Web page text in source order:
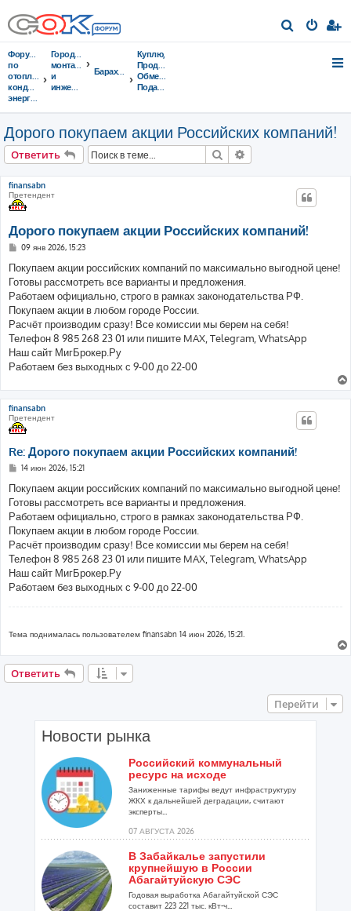
о
Форумы
по
отоплению,
кондиционированию,
энергосбережению
Городок
монтажников
и
инженеров
Барахолка
Куплю,
Продам,
Обменяю,
Подарю,...
Дорого покупаем акции Российских компаний!
Ответить Поиск
finansabn
Претендент
Дорого покупаем акции Российских компаний!
С
о
б
щ
е
н
и
е
09 янв 2026, 15:23
Покупаем акции российских компаний по максимально выгодной цене!
Готовы рассмотреть все варианты и предложения.
Работаем официально, строго в рамках законодательства РФ.
Покупаем акции в любом городе России.
Расчёт производим сразу! Все комиссии мы берем на себя!
Телефон 8 985 268 23 01 или пишите MAX, Telegram, WhatsApp
Наш сайт МигБрокер.Ру
Работаем без выходных с 9-00 до 22-00
finansabn
Претендент
Re: Дорого покупаем акции Российских компаний!
С
о
б
щ
е
н
и
е
14 июн 2026, 15:21
Покупаем акции российских компаний по максимально выгодной цене!
Готовы рассмотреть все варианты и предложения.
Работаем официально, строго в рамках законодательства РФ.
Покупаем акции в любом городе России.
Расчёт производим сразу! Все комиссии мы берем на себя!
Телефон 8 985 268 23 01 или пишите MAX, Telegram, WhatsApp
Наш сайт МигБрокер.Ру
Работаем без выходных с 9-00 до 22-00
Тема поднималась пользователем finansabn 14 июн 2026, 15:21.
Ответить
Перейти
Новости рынка
Российский коммунальный
ресурс на исходе
Заниженные тарифы ведут инфраструктуру
ЖКХ к дальнейшей деградации, считают
эксперты...
07 АВГУСТА 2026
В Забайкалье запустили
крупнейшую в России
Абагайтуйскую СЭС
Годовая выработка Абагайтуйской СЭС
составит 223 221 тыс. кВт-ч...